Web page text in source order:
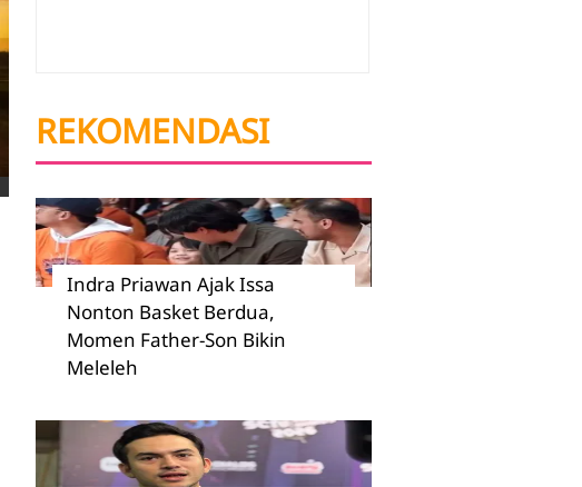
REKOMENDASI
Indra Priawan Ajak Issa
Nonton Basket Berdua,
Momen Father-Son Bikin
Meleleh